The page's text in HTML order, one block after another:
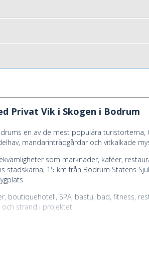
Privat Vik i Skogen i Bodrum
en av de mest populära turistorterna,
mandarinträdgårdar och vitkalkade
som marknader, kaféer,
stadskärna, 15 km från Bodrum Statens
boutiquehotell, SPA, bastu, bad, fitness,
och strand i projektet.